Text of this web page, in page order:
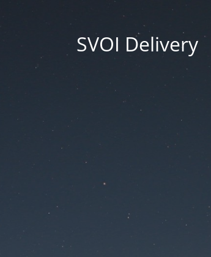
SVOI Delivery